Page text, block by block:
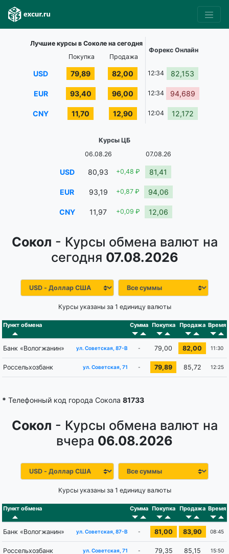
Сокол - Курсы обмена валют на
сегодня 07.08.2026
Курсы указаны за 1 единицу валюты
Пункт обмена Сумма Покупка Продажа Время
Банк «Вологжанин» ул. Советская, 87-В - 79,00 82,00 11:30
Россельхозбанк ул. Советская, 71 - 79,89 85,72 12:25
* Телефонный код города Сокола 81733
Сокол - Курсы обмена валют на
вчера 06.08.2026
Курсы указаны за 1 единицу валюты
Пункт обмена Сумма Покупка Продажа Время
Банк «Вологжанин» ул. Советская, 87-В - 81,00 83,90 08:45
Россельхозбанк ул. Советская, 71 - 79,35 85,15 15:50
Лучшие курсы в Соколе на сегодня
Форекс Онлайн
Покупка
Продажа
USD 79,89 82,00 12:34 82,153
EUR 93,40 96,00 12:34 94,689
CNY 11,70 12,90 12:04 12,172
Курсы ЦБ
06.08.26
07.08.26
USD 80,93 +0,48 ₽ 81,41
EUR 93,19 +0,87 ₽ 94,06
CNY 11,97 +0,09 ₽ 12,06